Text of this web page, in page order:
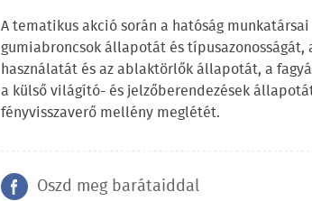
A tematikus akció során a hatóság
gumiabroncsok állapotát és
használatát és az ablaktörlők állapotát, a
a külső világító- és jelzőberendezések
fényvisszaverő mellény meglétét.
Oszd meg barátaiddal